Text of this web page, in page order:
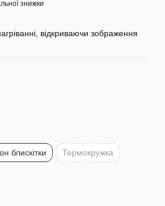
знижки
відкриваючи зображення
блискітки Термокружка